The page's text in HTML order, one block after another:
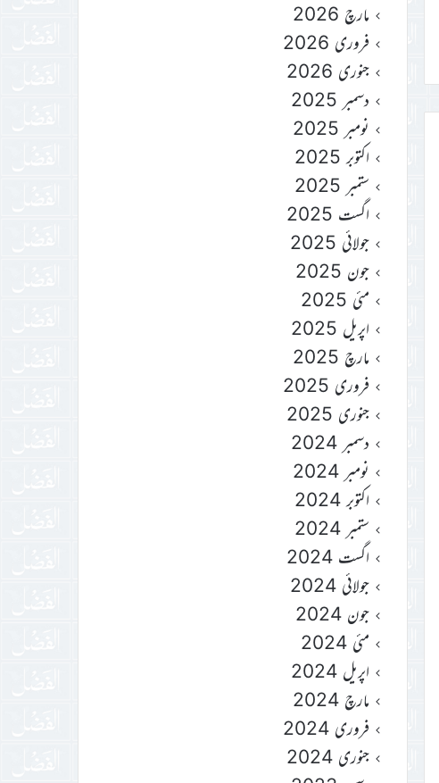
مارچ 2026
فروری 2026
جنوری 2026
دسمبر 2025
نومبر 2025
اکتوبر 2025
ستمبر 2025
اگست 2025
جولائی 2025
جون 2025
مئی 2025
اپریل 2025
مارچ 2025
فروری 2025
جنوری 2025
دسمبر 2024
نومبر 2024
اکتوبر 2024
ستمبر 2024
اگست 2024
جولائی 2024
جون 2024
مئی 2024
اپریل 2024
مارچ 2024
فروری 2024
جنوری 2024